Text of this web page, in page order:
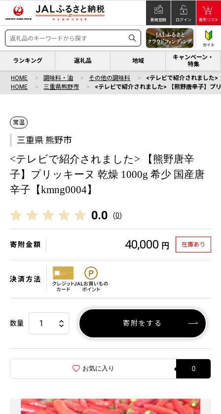
新規登録 ログイン 寄附リスト
ガイド
ランキング 返礼品 地域
キャンペーン・
特集
HOME 調味料・油 その他の調味料
<テレビで紹介されました
HOME
三重県熊野市 <テレビで紹介されました> 【熊野唐辛子】プ
常温
三重県 熊野市
<テレビで紹介されました> 【熊野唐辛
子】プリッキーヌ 乾燥 1000g 希少 国産唐
辛子【kmng0004】
0.0 (0)
寄附金額 40,000 円 在庫あり
決済方法
数量 寄附をする
お気に入り 0